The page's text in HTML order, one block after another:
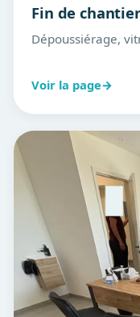
Fin de chantier
Dépoussiérage,
Voir la page→